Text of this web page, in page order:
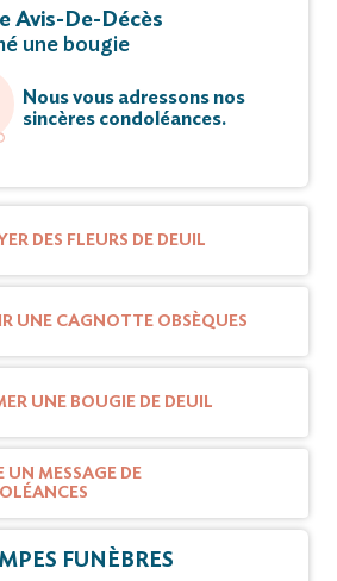
Avis-De-Décès
une bougie
Nous vous adressons nos
sincères condoléances.
DES FLEURS DE DEUIL
UNE CAGNOTTE OBSÈQUES
UNE BOUGIE DE DEUIL
UN MESSAGE DE
FUNÈBRES